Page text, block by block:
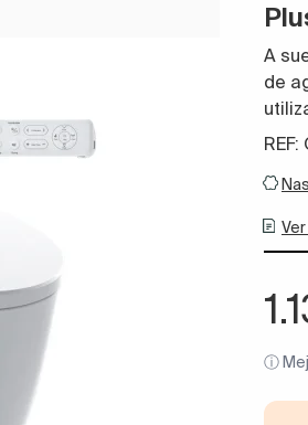
A
de
REF:
ⓘ